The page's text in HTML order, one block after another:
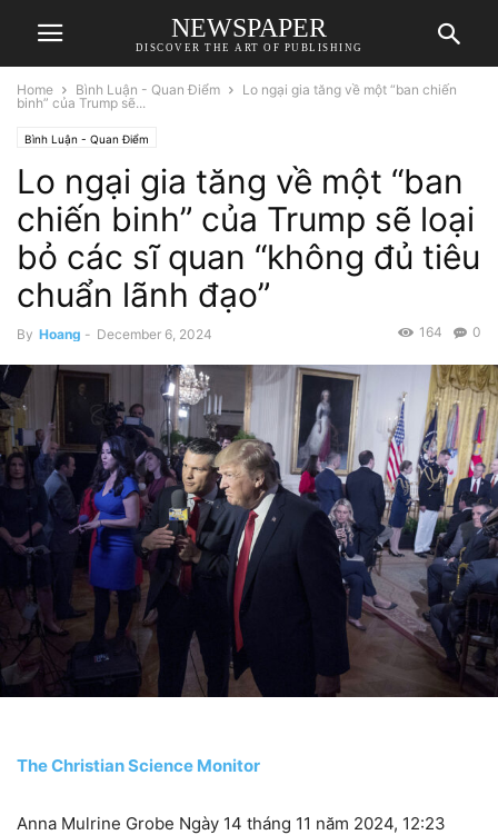
NEWSPAPER
DISCOVER THE ART OF PUBLISHING
Home Bình Luận - Quan Điểm
Lo ngại gia tăng về một “ban chiến
binh” của Trump sẽ...
Bình Luận - Quan Điểm
Lo ngại gia tăng về một “ban
chiến binh” của Trump sẽ loại
bỏ các sĩ quan “không đủ tiêu
chuẩn lãnh đạo”
By Hoang - December 6, 2024 0
164
The Christian Science Monitor
Anna Mulrine Grobe Ngày 14 tháng 11 năm 2024, 12:23